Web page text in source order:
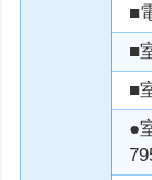
■
■
■
●